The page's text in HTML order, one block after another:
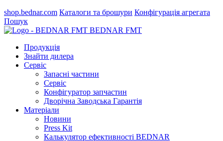
shop.bednar.com Каталоги та брошури Конфігурація агрегата
Пошук
BEDNAR FMT
Продукція
Знайти дилера
Сервіс
Запасні частини
Сервіс
Конфігуратор запчастин
Дворічна Заводська Гарантія
Матеріали
Новини
Press Kit
Калькулятор ефективності BEDNAR